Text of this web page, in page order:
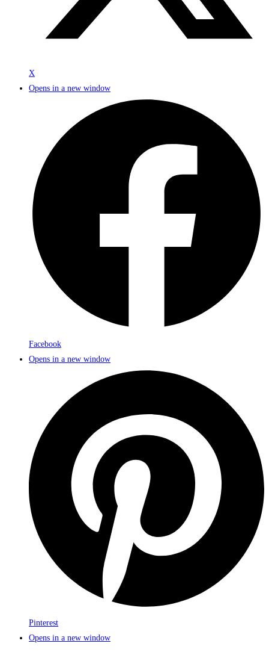
X
Opens in a new window
Facebook
Opens in a new window
Pinterest
Opens in a new window